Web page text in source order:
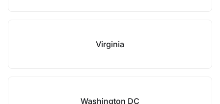
Virginia
Washington DC